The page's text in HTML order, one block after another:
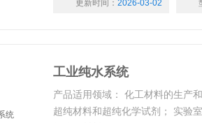
更新时间： 2026-03-02
工业纯水系统
产品适用领域： 化工材料的生产
超纯材料和超纯化学试剂； 实验